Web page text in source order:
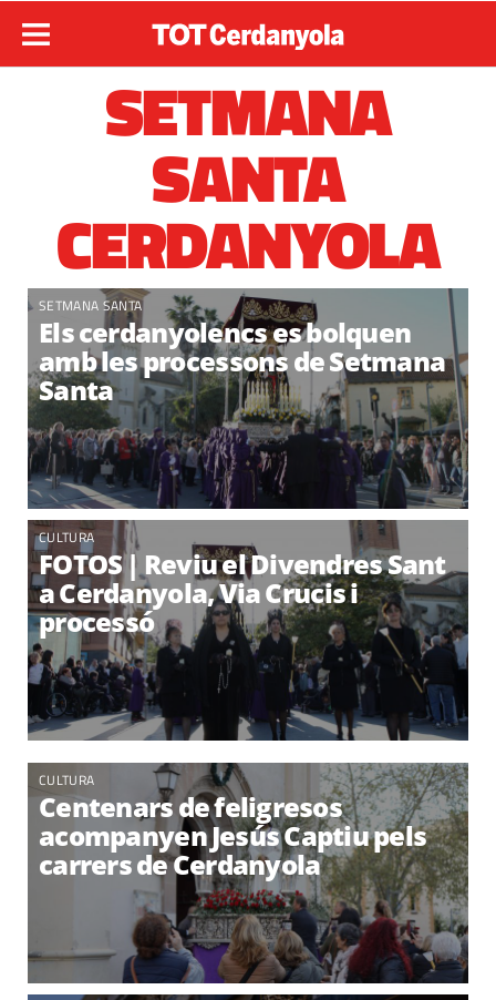
SETMANA
SANTA
CERDANYOLA
SETMANA SANTA
Els cerdanyolencs es bolquen
amb les processons de Setmana
Santa
CULTURA
FOTOS | Reviu el Divendres Sant
a Cerdanyola, Via Crucis i
processó
CULTURA
Centenars de feligresos
acompanyen Jesús Captiu pels
carrers de Cerdanyola